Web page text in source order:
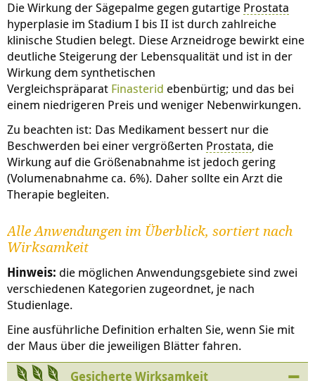
Die Wirkung der Sägepalme gegen gutartige Prostata
hyperplasie im Stadium I bis II ist durch zahlreiche
klinische Studien belegt. Diese Arzneidroge bewirkt eine
deutliche Steigerung der Lebensqualität und ist in der
Wirkung dem synthetischen
Vergleichspräparat Finasterid ebenbürtig; und das bei
einem niedrigeren Preis und weniger Nebenwirkungen.
Zu beachten ist: Das Medikament bessert nur die
Beschwerden bei einer vergrößerten Prostata, die
Wirkung auf die Größenabnahme ist jedoch gering
(Volumenabnahme ca. 6%). Daher sollte ein Arzt die
Therapie begleiten.
Alle Anwendungen im Überblick, sortiert nach
Wirksamkeit
Hinweis: die möglichen Anwendungsgebiete sind zwei
verschiedenen Kategorien zugeordnet, je nach
Studienlage.
Eine ausführliche Definition erhalten Sie, wenn Sie mit
der Maus über die jeweiligen Blätter fahren.
Gesicherte Wirksamkeit